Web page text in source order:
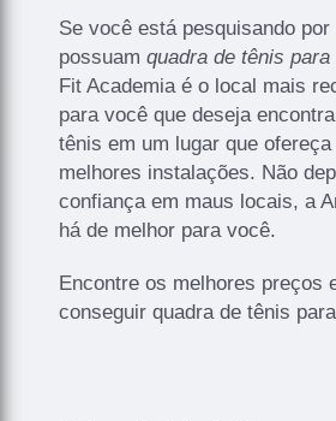
Se você está pesquisando
possuamquadra de tênis para
Fit Academia é o local mais
para você que deseja
tênis em um lugar que
melhores instalações. Não
confiança em maus locais, a
há de melhor para você.
Encontre os melhores preços
conseguir quadra de tênis